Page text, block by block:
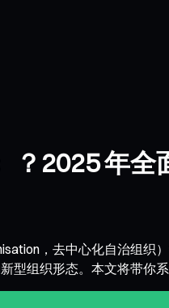
？2025 年全
，去中心化自治组
组织形态。本文将带你